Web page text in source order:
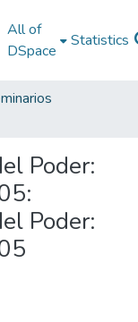
All of
DSpace
Statistics
Poder:
Poder: